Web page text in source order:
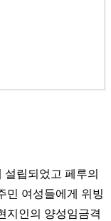
설립되었고 페루의
민 여성들에게 위빙
지인의 양성임금격